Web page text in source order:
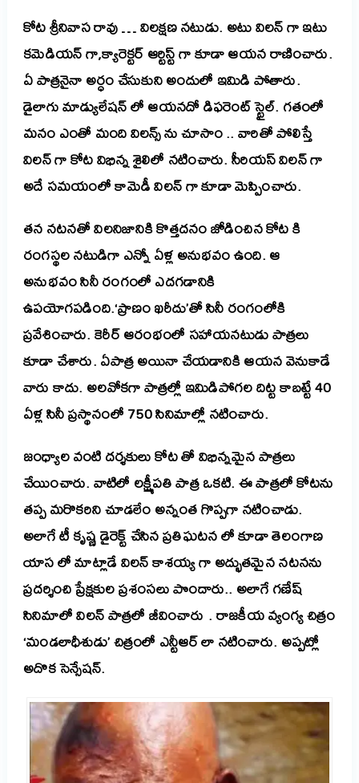
కోటశ్రీనివాసరావు…విలక్షణనటుడు. అటువిలన్గాఇటు
కమెడియన్గా,క్యారెక్టర్ఆర్టిస్ట్గాకూడాఆయనరాణించారు.
ఏపాత్రనైనాఅర్ధంచేసుకునిఅందులో ఇమిడిపోతారు.
డైలాగుమాడ్యులేషన్లోఆయనదోడిఫరెంట్స్టైల్. గతంలో
మనంఎంతోమందివిలన్స్నుచూసాం.. వారితోపోలిస్తే
విలన్గాకోటవిభిన్నశైలిలో నటించారు.సీరియస్విలన్గా
అదే సమయంలోకామెడీవిలన్గాకూడామెప్పించారు.
తన నటనతో విలనిజానికికొత్తదనంజోడించినకోటకి
రంగస్థల నటుడిగా ఎన్నో ఏళ్లఅనుభవంఉంది.ఆ
అనుభవంసినీరంగంలోఎదగడానికి
ఉపయోగపడింది.‘ప్రాణం ఖరీదు’తోసినీరంగంలోకి
ప్రవేశించారు. కెరీర్ ఆరంభంలో సహాయనటుడుపాత్రలు
కూడాచేశారు.ఏపాత్రఅయినాచేయడానికిఆయనవెనుకాడే
వారుకాదు. అలవోకగాపాత్రల్లోఇమిడిపోగలదిట్టకాబట్టే40
ఏళ్ల సినీ ప్రస్థానంలో 750 సినిమాల్లో నటించారు.
జంధ్యాలవంటిదర్శకులుకోటతోవిభిన్నమైనపాత్రలు
చేయించారు.వాటిలో లక్ష్మీపతిపాత్రఒకటి.ఈపాత్రలోకోటను
తప్పమరొకరినిచూడలేంఅన్నంతగొప్పగానటించాడు.
అలాగేటీకృష్ణడైరెక్ట్చేసినప్రతిఘటనలోకూడాతెలంగాణ
యాసలోమాట్లాడేవిలన్కాశయ్యగాఅద్భుతమైననటనను
ప్రదర్శించిప్రేక్షకులప్రశంసలుపొందారు.. అలాగే గణేష్
సినిమాలో విలన్ పాత్రలో జీవించారు .రాజకీయవ్యంగ్యచిత్రం
‘మండలాధీశుడు’చిత్రంలో ఎన్టీఆర్లానటించారు. అప్పట్లో
అదొక సెన్సేషన్.